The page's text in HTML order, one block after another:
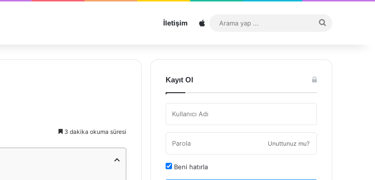
İletişim Sitemap
...
3 dakika okuma süresi
Kayıt Ol
Unuttunuz mu?
Beni hatırla